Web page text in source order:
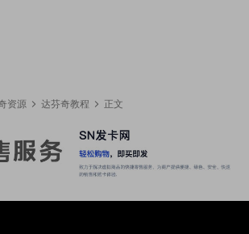
资源 达芬奇教程 正文